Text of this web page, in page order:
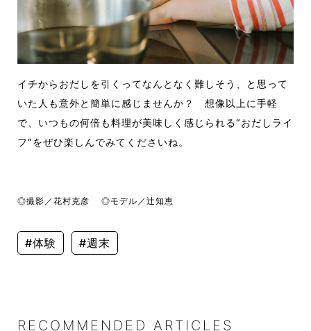
イチからおだしを引くってなんとなく難しそう、と思って
いた人も意外と簡単に感じませんか？ 想像以上に手軽
で、いつもの何倍も料理が美味しく感じられる“おだしライ
フ”をぜひ楽しんでみてくださいね。
◎撮影／花村克彦 ◎モデル／辻知恵
#体験 #週末
RECOMMENDED ARTICLES